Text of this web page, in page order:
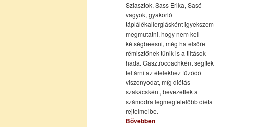
Sziasztok, Sass Erika, Sasó
vagyok, gyakorló
táplálékallergiásként igyekszem
megmutatni, hogy nem kell
kétségbeesni, még ha elsőre
rémisztőnek tűnik is a tiltások
hada. Gasztrocoachként segítek
feltárni az ételekhez fűződő
viszonyodat, míg diétás
szakácsként, bevezetlek a
számodra legmegfelelőbb diéta
rejtelmeibe.
Bővebben